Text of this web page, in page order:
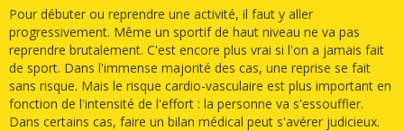
Pour débuter ou reprendre une activité, il faut y aller
progressivement. Même un sportif de haut niveau ne va pas
reprendre brutalement. C'est encore plus vrai si l'on a jamais fait
de sport. Dans l'immense majorité des cas, une reprise se fait
sans risque. Mais le risque cardio-vasculaire est plus important en
fonction de l'intensité de l'effort : la personne va s'essouffler.
Dans certains cas, faire un bilan médical peut s'avérer judicieux.